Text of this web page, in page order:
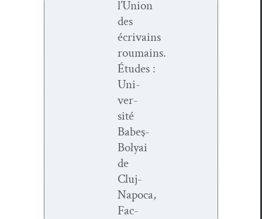
l’Union
des
écrivains
roumains.
Études :
Uni­
ver­
sité
Babeş-
Bolyai
de
Cluj-
Napoca,
Fac­